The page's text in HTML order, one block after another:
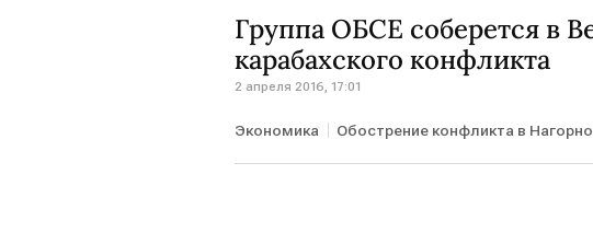
Группа ОБСЕ соберется в
карабахского конфликта
2 апреля 2016, 17:01
Экономика Обострение конфликта в